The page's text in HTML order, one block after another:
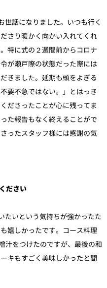
話になりました。いつも行く
さり暖かく向かい入れてくれ
特に式の２週間前からコロナ
が瀬戸際の状態だった際には
きました。延期も頭をよぎる
要不急ではない。」とはっき
ださったことが心に残ってま
た報告もなく終えることがで
ったスタッフ様には感謝の気
ださい
いという気持ちが強かったた
嬉しかったです。コース料理
汁をつけたのですが、最後の和
キもすごく美味しかったと聞